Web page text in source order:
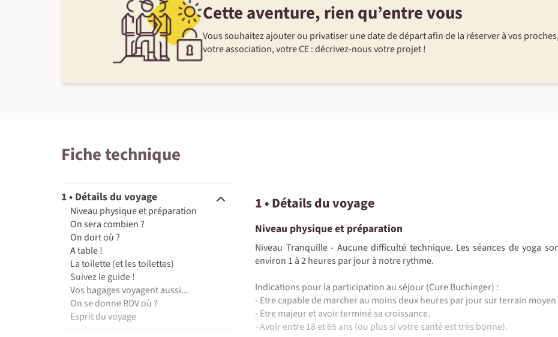
Cette aventure, rien qu’entre vous
Vous souhaitez ajouter ou privatiser une date de départ afin de la réserver à vos
votre association, votre CE : décrivez-nous votre projet !
Fiche technique
1 • Détails du voyage
Niveau physique et préparation
On sera combien ?
On dort où ?
A table !
La toilette (et les toilettes)
Suivez le guide !
Vos bagages voyagent aussi...
On se donne RDV où ?
Esprit du voyage
1 • Détails du voyage
Niveau physique et préparation
Niveau Tranquille - Aucune difficulté technique. Les séances de yoga
environ 1 à 2 heures par jour à notre rythme.
Indications pour la participation au séjour (Cure Buchinger) :
- Etre capable de marcher au moins deux heures par jour sur terrain
- Etre majeur et avoir terminé sa croissance.
- Avoir entre 18 et 65 ans (ou plus si votre santé est très bonne).